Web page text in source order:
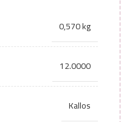
0,570 kg
12.0000
Kallos